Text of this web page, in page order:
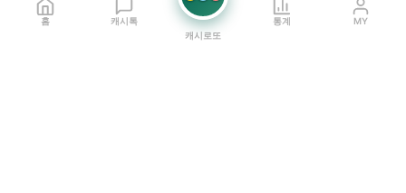
홈 캐시톡
캐시로또
통계 MY